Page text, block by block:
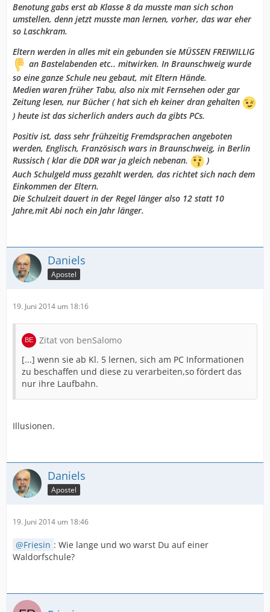
Benotung gabs erst ab Klasse 8 da musste man sich schon
umstellen, denn jetzt musste man lernen, vorher, das war eher
so Laschkram.
Eltern werden in alles mit ein gebunden sie MÜSSEN FREIWILLIG
an Bastelabenden etc.. mitwirken. In Braunschweig wurde
so eine ganze Schule neu gebaut, mit Eltern Hände.
Medien waren früher Tabu, also nix mit Fernsehen oder gar
Zeitung lesen, nur Bücher ( hat sich eh keiner dran gehalten
) heute ist das sicherlich anders auch da gibts PCs.
Positiv ist, dass sehr frühzeitig Fremdsprachen angeboten
werden, Englisch, Französisch wars in Braunschweig, in Berlin
Russisch ( klar die DDR war ja gleich nebenan.
)
Auch Schulgeld muss gezahlt werden, das richtet sich nach dem
Einkommen der Eltern.
Die Schulzeit dauert in der Regel länger also 12 statt 10
Jahre,mit Abi noch ein Jahr länger.
Daniels
Apostel
19. Juni 2014 um 18:16
Zitat von benSalomo
[...] wenn sie ab Kl. 5 lernen, sich am PC Informationen
zu beschaffen und diese zu verarbeiten,so fördert das
nur ihre Laufbahn.
Illusionen.
Daniels
Apostel
19. Juni 2014 um 18:46
Friesin : Wie lange und wo warst Du auf einer
Waldorfschule?